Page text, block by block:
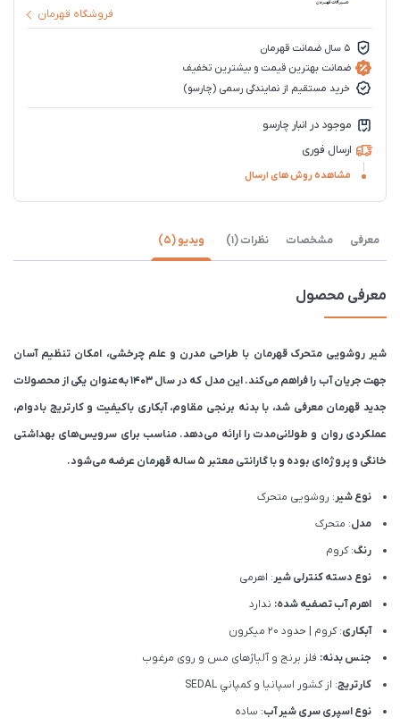
فروشگاه قهرمان
5 سال ضمانت قهرمان
ضمانت بهترین قیمت و بیشترین تخفیف
خرید مستقیم از نمایندگی رسمی (چارسو)
موجود در انبار چارسو
ارسال فوری
مشاهده روش های ارسال
معرفی مشخصات نظرات (1) ویدیو (5)
معرفی محصول
شیر روشویی متحرک قهرمان با طراحی مدرن و علم چرخشی، امکان تنظیم آسان
جهت جریان آب را فراهم می‌کند. این مدل که در سال ۱۴۰۳ به‌عنوان یکی از محصولات
جدید قهرمان معرفی شد، با بدنه برنجی مقاوم، آبکاری باکیفیت و کارتریج بادوام،
عملکردی روان و طولانی‌مدت را ارائه می‌دهد. مناسب برای سرویس‌های بهداشتی
خانگی و پروژه‌ای بوده و با گارانتی معتبر ۵ ساله قهرمان عرضه می‌شود.
نوع شیر: روشویی متحرک
مدل: متحرک
رنگ: کروم
نوع دسته کنترلی شیر: اهرمی
اهرم آب تصفیه شده: ندارد
آبکاری: کروم | حدود 20 میکرون
جنس بدنه: فلز برنج و آلیاژهای مس و روی مرغوب
کارتریج: از كشور اسپانيا و كمپاني SEDAL
نوع اسپری سری شیر آب: ساده